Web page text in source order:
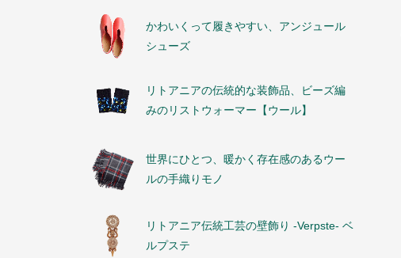
かわいくって履きやすい、アンジュール
シューズ
リトアニアの伝統的な装飾品、ビーズ編
みのリストウォーマー【ウール】
世界にひとつ、暖かく存在感のあるウー
ルの手織りモノ
リトアニア伝統工芸の壁飾り -Verpste- ベ
ルプステ